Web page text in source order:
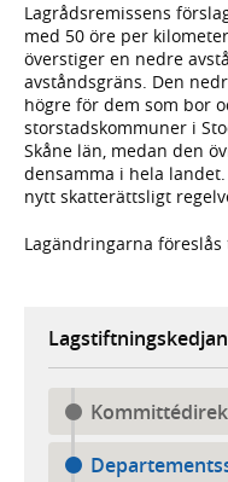
Lagrådsremissens
med 50 öre per
överstiger en nedre
avståndsgräns. Den
högre för dem som bor
storstadskommuner i
Skåne län, medan den
densamma i hela
nytt skatterättsligt
Lagändringarna
Lagstiftningskedjan